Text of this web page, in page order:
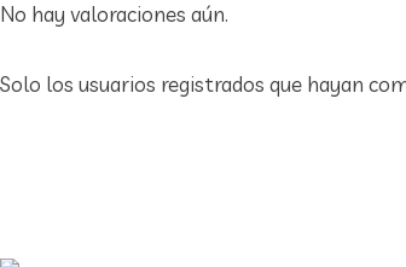
cantidad
No hay valoraciones aún.
Solo los usuarios registrados que hayan